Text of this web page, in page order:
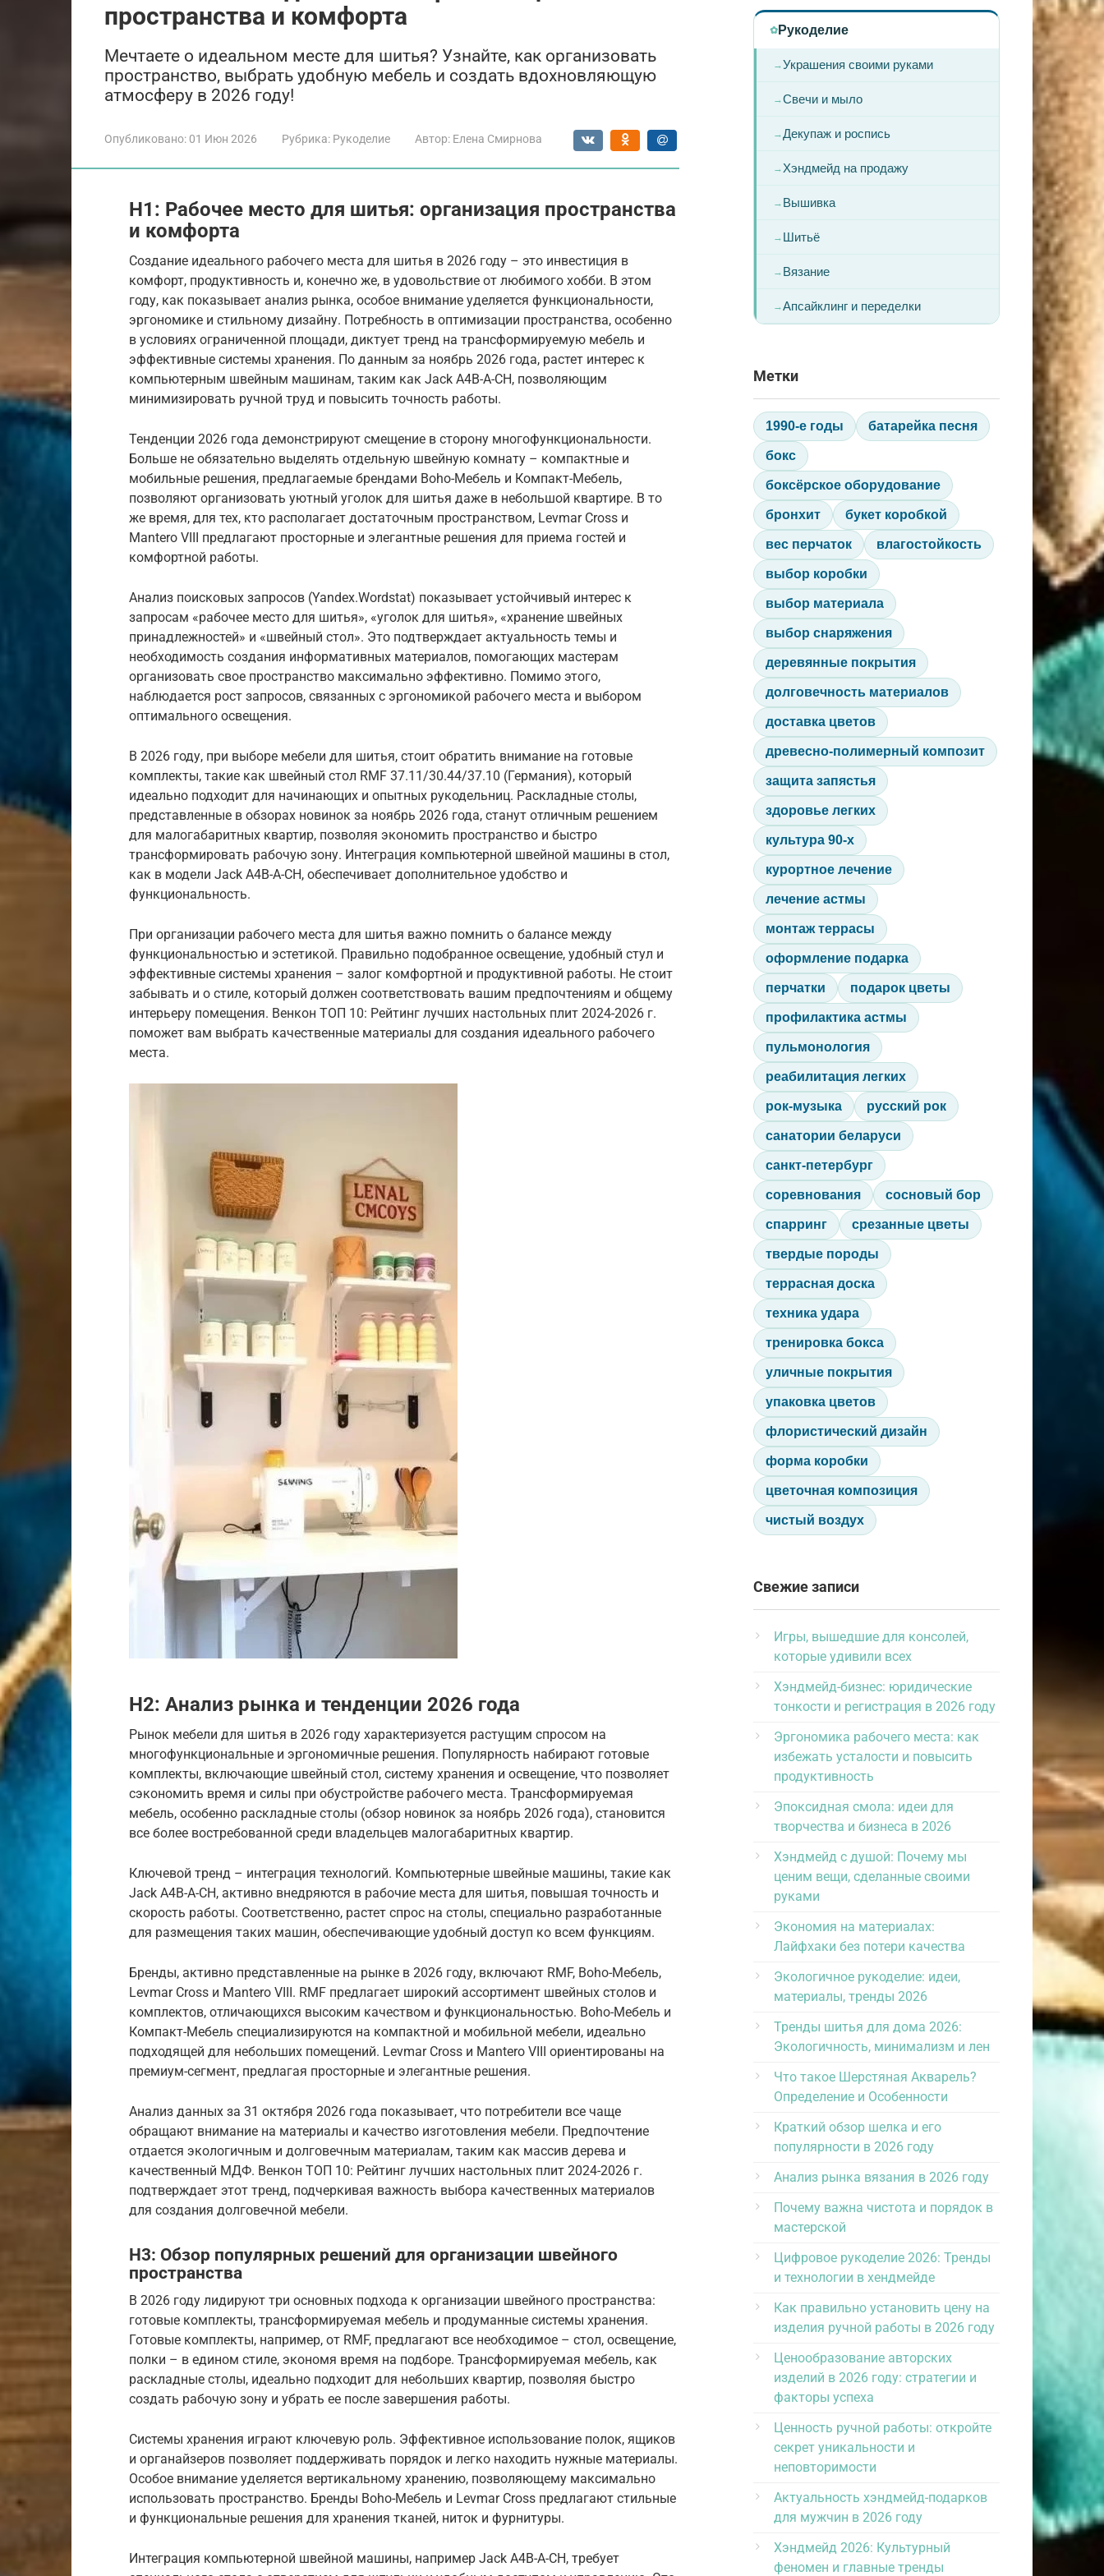
пространства и комфорта
Мечтаете о идеальном месте для шитья? Узнайте, как организовать
пространство, выбрать удобную мебель и создать вдохновляющую
атмосферу в 2026 году!
Опубликовано: 01 Июн 2026 Рубрика: Рукоделие Автор: Елена Смирнова
H1: Рабочее место для шитья: организация пространства
и комфорта
Создание идеального рабочего места для шитья в 2026 году – это инвестиция в
комфорт, продуктивность и, конечно же, в удовольствие от любимого хобби. В этом
году, как показывает анализ рынка, особое внимание уделяется функциональности,
эргономике и стильному дизайну. Потребность в оптимизации пространства, особенно
в условиях ограниченной площади, диктует тренд на трансформируемую мебель и
эффективные системы хранения. По данным за ноябрь 2026 года, растет интерес к
компьютерным швейным машинам, таким как Jack A4B-A-CH, позволяющим
минимизировать ручной труд и повысить точность работы.
Тенденции 2026 года демонстрируют смещение в сторону многофункциональности.
Больше не обязательно выделять отдельную швейную комнату – компактные и
мобильные решения, предлагаемые брендами Boho-Мебель и Компакт-Мебель,
позволяют организовать уютный уголок для шитья даже в небольшой квартире. В то
же время, для тех, кто располагает достаточным пространством, Levmar Cross и
Mantero VIII предлагают просторные и элегантные решения для приема гостей и
комфортной работы.
Анализ поисковых запросов (Yandex.Wordstat) показывает устойчивый интерес к
запросам «рабочее место для шитья», «уголок для шитья», «хранение швейных
принадлежностей» и «швейный стол». Это подтверждает актуальность темы и
необходимость создания информативных материалов, помогающих мастерам
организовать свое пространство максимально эффективно. Помимо этого,
наблюдается рост запросов, связанных с эргономикой рабочего места и выбором
оптимального освещения.
В 2026 году, при выборе мебели для шитья, стоит обратить внимание на готовые
комплекты, такие как швейный стол RMF 37.11/30.44/37.10 (Германия), который
идеально подходит для начинающих и опытных рукодельниц. Раскладные столы,
представленные в обзорах новинок за ноябрь 2026 года, станут отличным решением
для малогабаритных квартир, позволяя экономить пространство и быстро
трансформировать рабочую зону. Интеграция компьютерной швейной машины в стол,
как в модели Jack A4B-A-CH, обеспечивает дополнительное удобство и
функциональность.
При организации рабочего места для шитья важно помнить о балансе между
функциональностью и эстетикой. Правильно подобранное освещение, удобный стул и
эффективные системы хранения – залог комфортной и продуктивной работы. Не стоит
забывать и о стиле, который должен соответствовать вашим предпочтениям и общему
интерьеру помещения. Венкон ТОП 10: Рейтинг лучших настольных плит 2024-2026 г.
поможет вам выбрать качественные материалы для создания идеального рабочего
места.
H2: Анализ рынка и тенденции 2026 года
Рынок мебели для шитья в 2026 году характеризуется растущим спросом на
многофункциональные и эргономичные решения. Популярность набирают готовые
комплекты, включающие швейный стол, систему хранения и освещение, что позволяет
сэкономить время и силы при обустройстве рабочего места. Трансформируемая
мебель, особенно раскладные столы (обзор новинок за ноябрь 2026 года), становится
все более востребованной среди владельцев малогабаритных квартир.
Ключевой тренд – интеграция технологий. Компьютерные швейные машины, такие как
Jack A4B-A-CH, активно внедряются в рабочие места для шитья, повышая точность и
скорость работы. Соответственно, растет спрос на столы, специально разработанные
для размещения таких машин, обеспечивающие удобный доступ ко всем функциям.
Бренды, активно представленные на рынке в 2026 году, включают RMF, Boho-Мебель,
Levmar Cross и Mantero VIII. RMF предлагает широкий ассортимент швейных столов и
комплектов, отличающихся высоким качеством и функциональностью. Boho-Мебель и
Компакт-Мебель специализируются на компактной и мобильной мебели, идеально
подходящей для небольших помещений. Levmar Cross и Mantero VIII ориентированы на
премиум-сегмент, предлагая просторные и элегантные решения.
Анализ данных за 31 октября 2026 года показывает, что потребители все чаще
обращают внимание на материалы и качество изготовления мебели. Предпочтение
отдается экологичным и долговечным материалам, таким как массив дерева и
качественный МДФ. Венкон ТОП 10: Рейтинг лучших настольных плит 2024-2026 г.
подтверждает этот тренд, подчеркивая важность выбора качественных материалов
для создания долговечной мебели.
H3: Обзор популярных решений для организации швейного
пространства
В 2026 году лидируют три основных подхода к организации швейного пространства:
готовые комплекты, трансформируемая мебель и продуманные системы хранения.
Готовые комплекты, например, от RMF, предлагают все необходимое – стол, освещение,
полки – в едином стиле, экономя время на подборе. Трансформируемая мебель, как
раскладные столы, идеально подходит для небольших квартир, позволяя быстро
создать рабочую зону и убрать ее после завершения работы.
Системы хранения играют ключевую роль. Эффективное использование полок, ящиков
и органайзеров позволяет поддерживать порядок и легко находить нужные материалы.
Особое внимание уделяется вертикальному хранению, позволяющему максимально
использовать пространство. Бренды Boho-Мебель и Levmar Cross предлагают стильные
и функциональные решения для хранения тканей, ниток и фурнитуры.
Интеграция компьютерной швейной машины, например Jack A4B-A-CH, требует
Рукоделие
Украшения своими руками
Свечи и мыло
Декупаж и роспись
Хэндмейд на продажу
Вышивка
Шитьё
Вязание
Апсайклинг и переделки
Метки
1990-е годы батарейка песня
бокс
боксёрское оборудование
бронхит букет коробкой
вес перчаток влагостойкость
выбор коробки
выбор материала
выбор снаряжения
деревянные покрытия
долговечность материалов
доставка цветов
древесно-полимерный композит
защита запястья
здоровье легких
культура 90-х
курортное лечение
лечение астмы
монтаж террасы
оформление подарка
перчатки подарок цветы
профилактика астмы
пульмонология
реабилитация легких
рок-музыка русский рок
санатории беларуси
санкт-петербург
соревнования сосновый бор
спарринг срезанные цветы
твердые породы
террасная доска
техника удара
тренировка бокса
уличные покрытия
упаковка цветов
флористический дизайн
форма коробки
цветочная композиция
чистый воздух
Свежие записи
Игры, вышедшие для консолей,
которые удивили всех
Хэндмейд-бизнес: юридические
тонкости и регистрация в 2026 году
Эргономика рабочего места: как
избежать усталости и повысить
продуктивность
Эпоксидная смола: идеи для
творчества и бизнеса в 2026
Хэндмейд с душой: Почему мы
ценим вещи, сделанные своими
руками
Экономия на материалах:
Лайфхаки без потери качества
Экологичное рукоделие: идеи,
материалы, тренды 2026
Тренды шитья для дома 2026:
Экологичность, минимализм и лен
Что такое Шерстяная Акварель?
Определение и Особенности
Краткий обзор шелка и его
популярности в 2026 году
Анализ рынка вязания в 2026 году
Почему важна чистота и порядок в
мастерской
Цифровое рукоделие 2026: Тренды
и технологии в хендмейде
Как правильно установить цену на
изделия ручной работы в 2026 году
Ценообразование авторских
изделий в 2026 году: стратегии и
факторы успеха
Ценность ручной работы: откройте
секрет уникальности и
неповторимости
Актуальность хэндмейд-подарков
для мужчин в 2026 году
Хэндмейд 2026: Культурный
феномен и главные тренды